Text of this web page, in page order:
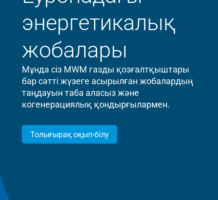
энергетикалық
жобалары
Мұнда сіз MWM газды қозғалтқыштары
бар сәтті жүзеге асырылған жобалардың
таңдауын таба аласыз және
когенерациялық қондырғылармен.
Толығырақ оқып-білу